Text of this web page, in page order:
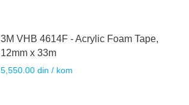
3M VHB 4614F - Acrylic Foam Tape,
12mm x 33m
5,550.00 din / kom